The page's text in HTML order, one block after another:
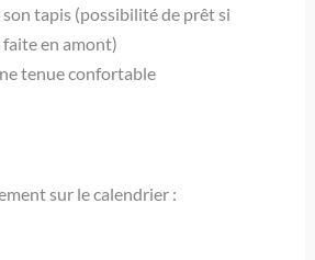
tapis (possibilité de prêt si
en amont)
tenue confortable
sur le calendrier :